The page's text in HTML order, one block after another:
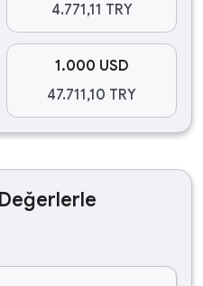
4.771,11 TRY
1.000 USD
47.711,10 TRY
Değerlerle